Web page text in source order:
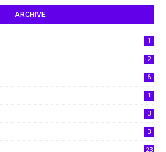
ARCHIVE
1
2
6
1
3
3
23